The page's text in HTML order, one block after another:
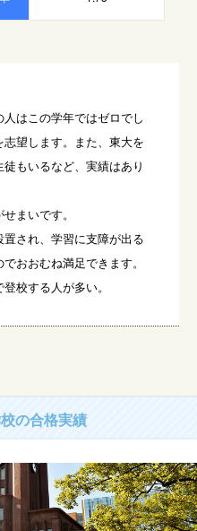
はこの学年ではゼロでし
望します。また、東大を
もいるなど、実績はあり
まいです。
され、学習に支障が出る
おおむね満足できます。
校する人が多い。
の合格実績